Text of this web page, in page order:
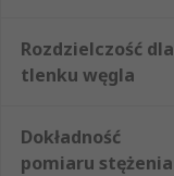
Rozdzielczość dla
tlenku węgla
Dokładność
pomiaru stężenia